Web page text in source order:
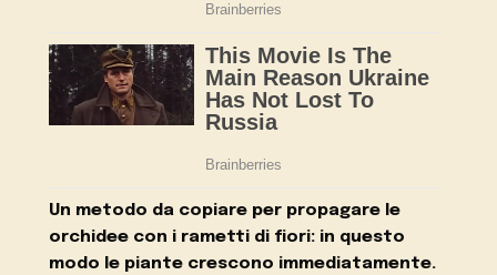
Un metodo da copiare per propagare le
orchidee con i rametti di fiori: in questo
modo le piante crescono immediatamente.